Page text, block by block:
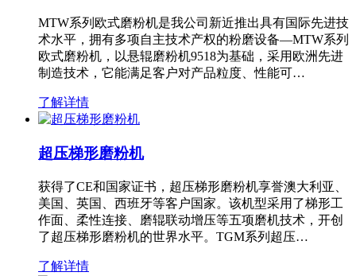
MTW系列欧式磨粉机是我公司新近推出具有国际先进技
术水平，拥有多项自主技术产权的粉磨设备—MTW系列
欧式磨粉机，以悬辊磨粉机9518为基础，采用欧洲先进
制造技术，它能满足客户对产品粒度、性能可…
了解详情
超压梯形磨粉机
获得了CE和国家证书，超压梯形磨粉机享誉澳大利亚、
美国、英国、西班牙等客户国家。该机型采用了梯形工
作面、柔性连接、磨辊联动增压等五项磨机技术，开创
了超压梯形磨粉机的世界水平。TGM系列超压…
了解详情